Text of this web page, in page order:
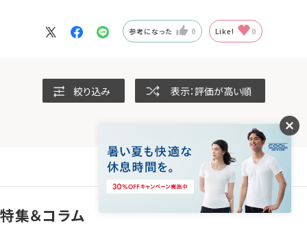
参考になった 0 Like! 0
絞り込み 表示：評価が高い順
特集＆コラム